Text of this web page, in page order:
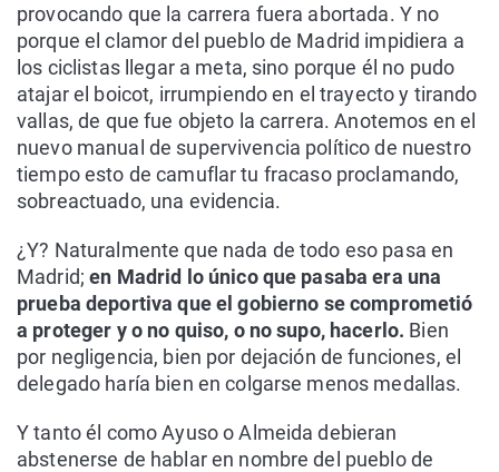
provocando que la carrera fuera abortada. Y no
porque el clamor del pueblo de Madrid impidiera a
los ciclistas llegar a meta, sino porque él no pudo
atajar el boicot, irrumpiendo en el trayecto y tirando
vallas, de que fue objeto la carrera. Anotemos en el
nuevo manual de supervivencia político de nuestro
tiempo esto de camuflar tu fracaso proclamando,
sobreactuado, una evidencia.
¿Y? Naturalmente que nada de todo eso pasa en
Madrid;en Madrid lo único que pasaba era una
prueba deportiva que el gobierno se comprometió
a proteger y o no quiso, o no supo, hacerlo. Bien
por negligencia, bien por dejación de funciones, el
delegado haría bien en colgarse menos medallas.
Y tanto él como Ayuso o Almeida debieran
abstenerse de hablar en nombre del pueblo de